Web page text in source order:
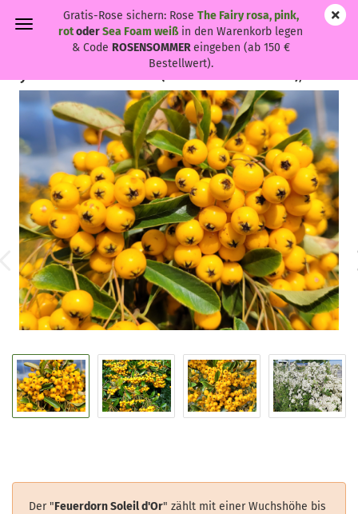
Gratis-Rose sichern: Rose The Fairy rosa, pink,
rotoderSea Foam weißin den Warenkorb legen
& Code ROSENSOMMEReingeben (ab 150 €
Bestellwert).
Der "Feuerdorn Soleil d'Or" zählt mit einer Wuchshöhe bis